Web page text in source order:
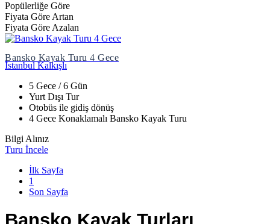
Popülerliğe Göre
Fiyata Göre Artan
Fiyata Göre Azalan
Bansko Kayak Turu 4 Gece
İstanbul Kalkışlı
5 Gece / 6 Gün
Yurt Dışı Tur
Otobüs ile gidiş dönüş
4 Gece Konaklamalı Bansko Kayak Turu
Bilgi Alınız
Turu İncele
İlk Sayfa
1
Son Sayfa
Bansko Kayak Turları